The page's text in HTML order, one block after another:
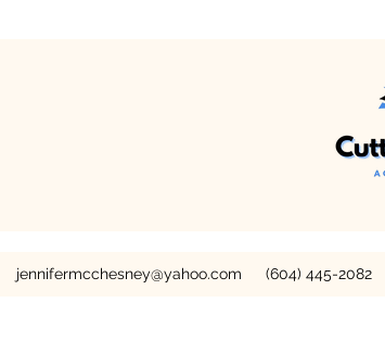
jennifermcchesney@yahoo.com (604) 445-2082